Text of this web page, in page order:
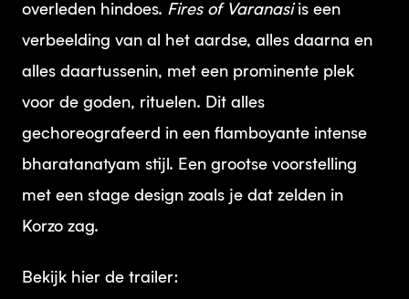
overleden hindoes. Fires of Varanasiis een
verbeelding van al het aardse, alles daarna en
alles daartussenin, met een prominente plek
voor de goden, rituelen. Dit alles
gechoreografeerd in een flamboyante intense
bharatanatyam stijl. Een grootse voorstelling
met een stage design zoals je dat zelden in
Korzo zag.
Bekijk hier de trailer: